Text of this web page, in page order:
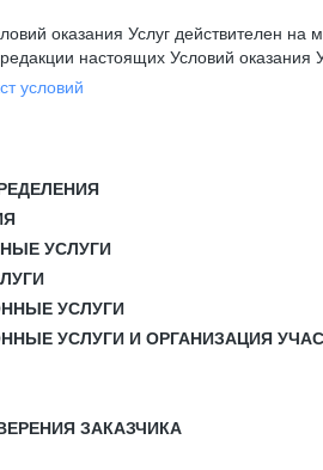
оказания Услуг действителен
настоящих Условий оказания
условий
УСЛУГИ
УСЛУГИ
УСЛУГИ И ОРГАНИЗАЦИЯ
ЗАКАЗЧИКА